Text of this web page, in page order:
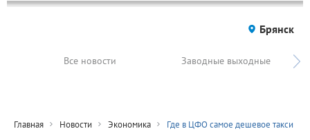
Брянск
Все новости Заводные выходные
Главная Новости Экономика Где в ЦФО самое дешевое такси